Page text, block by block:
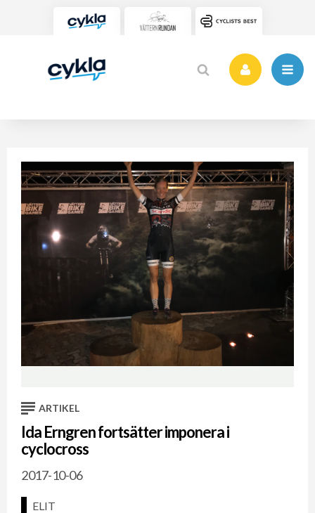
ARTIKEL
Ida Erngren fortsätter imponera i
cyclocross
2017-10-06
ELIT